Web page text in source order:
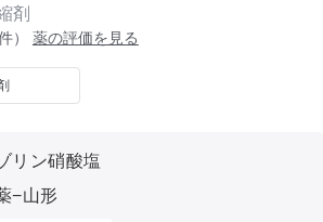
剤
） 薬の評価を見る
リン硝酸塩
−山形